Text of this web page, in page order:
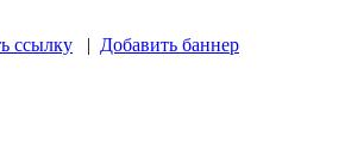
ссылку | Добавить баннер